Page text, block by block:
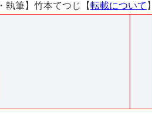
執筆】竹本てつじ【転載について 】